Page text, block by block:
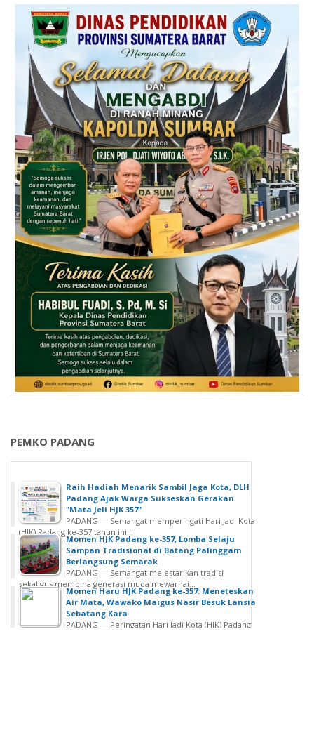
PEMKO PADANG
Raih Hadiah Menarik Sambil Jaga Kota, DLH
Padang Ajak Warga Sukseskan Gerakan
"Mata Jeli HJK 357"
PADANG — Semangat memperingati Hari Jadi Kota
(HJK) Padang ke-357 tahun ini...
Momen HJK Padang ke-357, Lomba Selaju
Sampan Tradisional di Batang Palinggam
Berlangsung Semarak
PADANG — Semangat melestarikan tradisi
sekaligus membina generasi muda mewarnai...
Momen Haru HJK Padang ke-357: Meneteskan
Air Mata, Wawako Maigus Nasir Besuk Lansia
Sebatang Kara
PADANG — Peringatan Hari Jadi Kota (HJK) Padang